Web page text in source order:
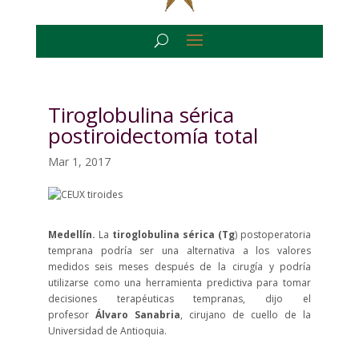
Tiroglobulina sérica
postiroidectomía total
Mar 1, 2017
Medellín. La tiroglobulina sérica (Tg) postoperatoria
temprana podría ser una alternativa a los valores
medidos seis meses después de la cirugía y podría
utilizarse como una herramienta predictiva para tomar
decisiones terapéuticas tempranas, dijo el
profesor Álvaro Sanabria, cirujano de cuello de la
Universidad de Antioquia.